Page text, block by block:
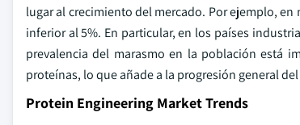
lugar al crecimiento del mercado. Por ejemplo, en
inferior al 5%. En particular, en los países
prevalencia del marasmo en la población está
proteínas, lo que añade a la progresión general
Protein Engineering Market Trends